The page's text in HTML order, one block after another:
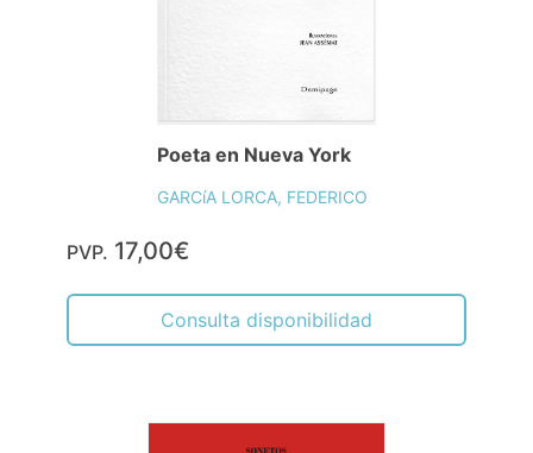
Poeta en Nueva York
GARCíA LORCA, FEDERICO
PVP. 17,00€
Consulta disponibilidad